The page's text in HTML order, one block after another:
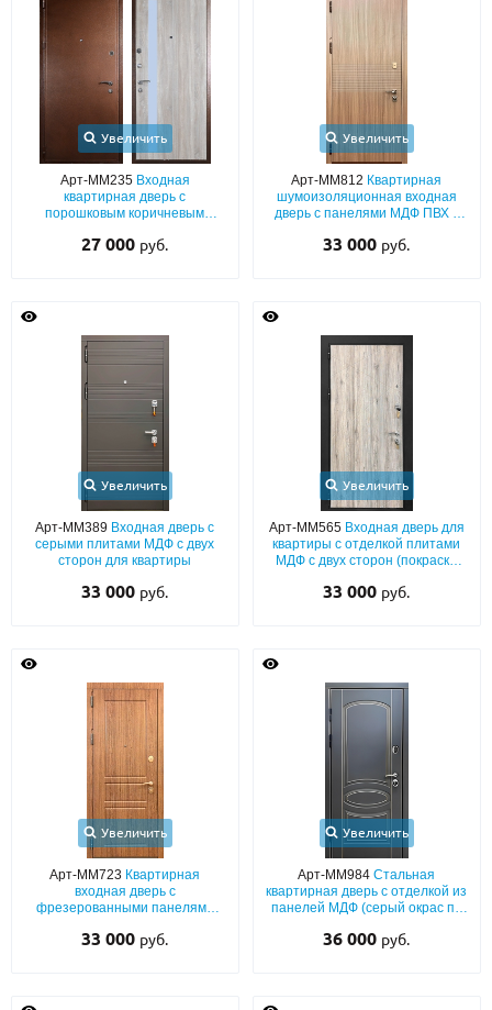
С реечным дизайном
ПО НАЗНАЧЕНИЮ
ПО ОСОБЕННОСТЯМ
ПО КОНСТРУКЦИИ
Популярные двери
Двери со скидкой
ДВЕРИ С ТЕРМОРАЗРЫВОМ
УСТАНОВКА
О НАС
Москве и МО
ПН-СБ - с 9:00 до 21:00, ВС - до 19:00
+7 (495) 411-44-41
INFO@META-M.RU
ЗАПРОСИТЬ РАСЧЕТ
Увеличить
Арт-ММ235 Входная
квартирная дверь с
порошковым коричневым
зеркальной вставкой
27 000 руб.
Увеличить
Арт-ММ812 Квартирная
шумоизоляционная входная
дверь с панелями МДФ ПВХ с
33 000 руб.
Увеличить
Арт-ММ389 Входная дверь с
серыми плитами МДФ с двух
сторон для квартиры
33 000 руб.
Увеличить
Арт-ММ565 Входная дверь для
квартиры с отделкой плитами
МДФ с двух сторон (покраска
порошковым напылением)
33 000 руб.
Увеличить
Арт-ММ723 Квартирная
входная дверь с
фрезерованными панелями
33 000 руб.
Увеличить
Арт-ММ984Стальная
квартирная дверь с отделкой из
панелей МДФ (серый окрас по
«классика»
36 000 руб.